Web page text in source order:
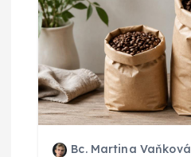
r
o
p
Bc. Martina Vaňková